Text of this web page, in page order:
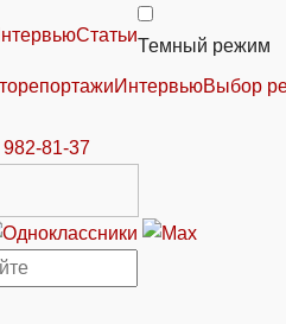
Статьи
Темный режим
ИнтервьюВыбор
81-37